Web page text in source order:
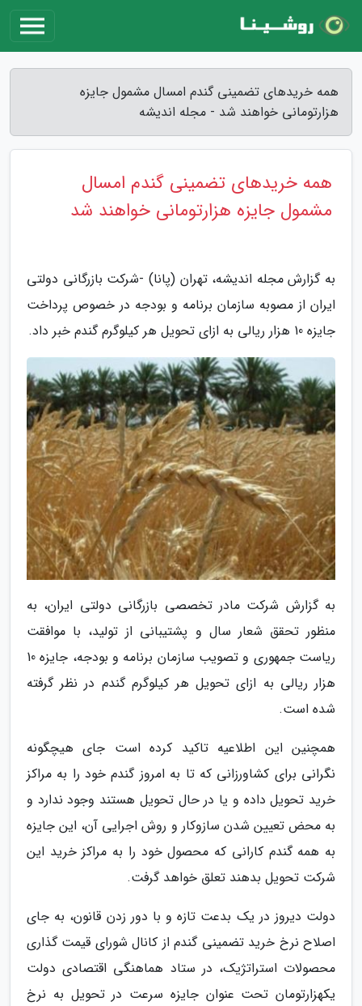
همه خریدهای تضمینی گندم امسال مشمول جایزه
هزارتومانی خواهند شد - مجله اندیشه
همه خریدهای تضمینی گندم امسال
مشمول جایزه هزارتومانی خواهند شد
به گزارش مجله اندیشه، تهران (پانا) -شرکت بازرگانی دولتی
ایران از مصوبه سازمان برنامه و بودجه در خصوص پرداخت
جایزه 10 هزار ریالی به ازای تحویل هر کیلوگرم گندم خبر داد.
به گزارش شرکت مادر تخصصی بازرگانی دولتی ایران، به
منظور تحقق شعار سال و پشتیبانی از تولید، با موافقت
ریاست جمهوری و تصویب سازمان برنامه و بودجه، جایزه 10
هزار ریالی به ازای تحویل هر کیلوگرم گندم در نظر گرفته
شده است.
همچنین این اطلاعیه تاکید کرده است جای هیچگونه
نگرانی برای کشاورزانی که تا به امروز گندم خود را به مراکز
خرید تحویل داده و یا در حال تحویل هستند وجود ندارد و
به محض تعیین شدن سازوکار و روش اجرایی آن، این جایزه
به همه گندم کارانی که محصول خود را به مراکز خرید این
شرکت تحویل بدهند تعلق خواهد گرفت.
دولت دیروز در یک بدعت تازه و با دور زدن قانون، به جای
اصلاح نرخ خرید تضمینی گندم از کانال شورای قیمت گذاری
محصولات استراتژیک، در ستاد هماهنگی اقتصادی دولت
یکهزارتومان تحت عنوان جایزه سرعت در تحویل به نرخ